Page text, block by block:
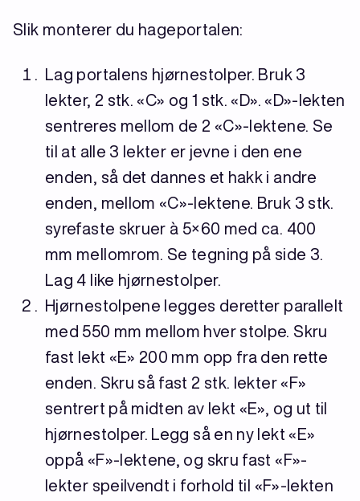
Slik monterer du hageportalen:
Lag portalens hjørnestolper. Bruk 3
lekter, 2 stk. «C» og 1 stk. «D». «D»-lekten
sentreres mellom de 2 «C»-lektene. Se
til at alle 3 lekter er jevne i den ene
enden, så det dannes et hakk i andre
enden, mellom «C»-lektene. Bruk 3 stk.
syrefaste skruer à 5×60 med ca. 400
mm mellomrom. Se tegning på side 3.
Lag 4 like hjørnestolper.
Hjørnestolpene legges deretter parallelt
med 550 mm mellom hver stolpe. Skru
fast lekt «E» 200 mm opp fra den rette
enden. Skru så fast 2 stk. lekter «F»
sentrert på midten av lekt «E», og ut til
hjørnestolper. Legg så en ny lekt «E»
oppå «F»-lektene, og skru fast «F»-
lekter speilvendt i forhold til «F»-lekten